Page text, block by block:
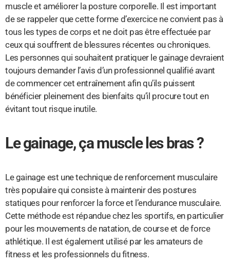
muscle et améliorer la posture corporelle. Il est important
de se rappeler que cette forme d’exercice ne convient pas à
tous les types de corps et ne doit pas être effectuée par
ceux qui souffrent de blessures récentes ou chroniques.
Les personnes qui souhaitent pratiquer le gainage devraient
toujours demander l’avis d’un professionnel qualifié avant
de commencer cet entraînement afin qu’ils puissent
bénéficier pleinement des bienfaits qu’il procure tout en
évitant tout risque inutile.
Le gainage, ça muscle les bras ?
Le gainage est une technique de renforcement musculaire
très populaire qui consiste à maintenir des postures
statiques pour renforcer la force et l’endurance musculaire.
Cette méthode est répandue chez les sportifs, en particulier
pour les mouvements de natation, de course et de force
athlétique. Il est également utilisé par les amateurs de
fitness et les professionnels du fitness.